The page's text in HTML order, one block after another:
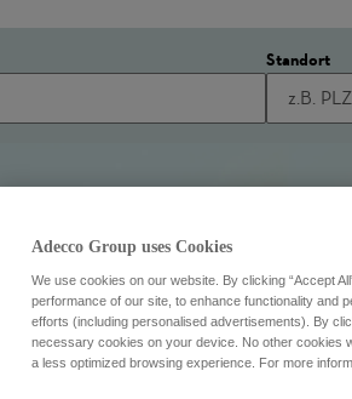
Standort
Adecco Group uses Cookies
We use cookies on our website. By clicking “Accept
performance of our site, to enhance functionality and
efforts (including personalised advertisements). By
necessary cookies on your device. No other cookies
a less optimized browsing experience. For more